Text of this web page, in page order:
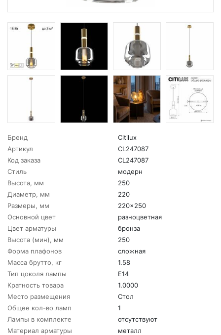
Бренд
Citilux
Артикул
CL247087
Код заказа
CL247087
Стиль
модерн
Высота, мм
250
Диаметр, мм
220
Размеры, мм
220x250
Основной цвет
разноцветная
Цвет арматуры
бронза
Высота (мин), мм
250
Форма плафонов
сложная
Масса брутто, кг
1.58
Тип цоколя лампы
E14
Кратность товара
1.0000
Место размещения
Стол
Общее кол-во ламп
1
Лампы в комплекте
отсутствуют
Материал арматуры
металл